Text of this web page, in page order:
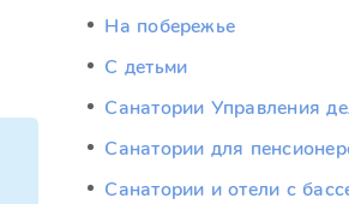
На побережье
С детьми
Санатории Управления
Санатории для
Санатории и отели с